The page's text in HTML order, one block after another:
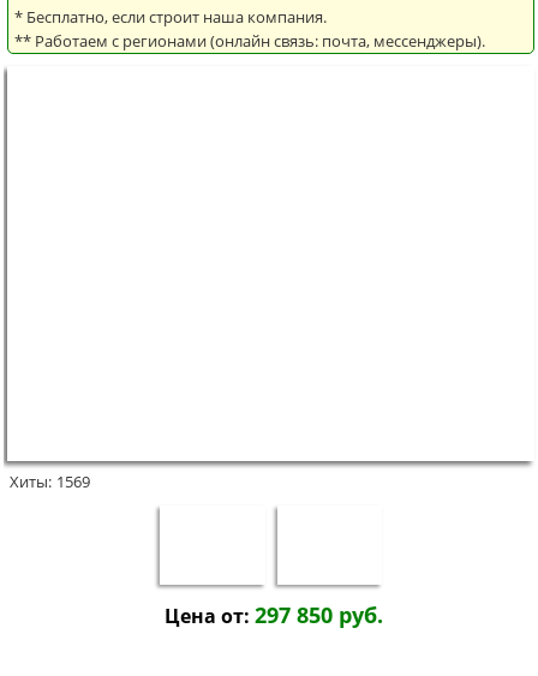
* Бесплатно, если строит наша компания.
** Работаем с регионами (онлайн связь: почта, мессенджеры).
Хиты: 1569
Цена от: 297 850 руб.